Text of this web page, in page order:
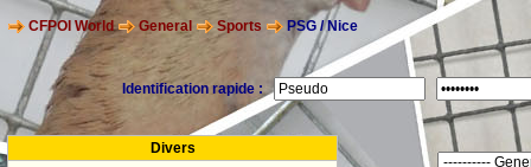
CFPOI World General Sports PSG / Nice
Identification rapide :
Divers